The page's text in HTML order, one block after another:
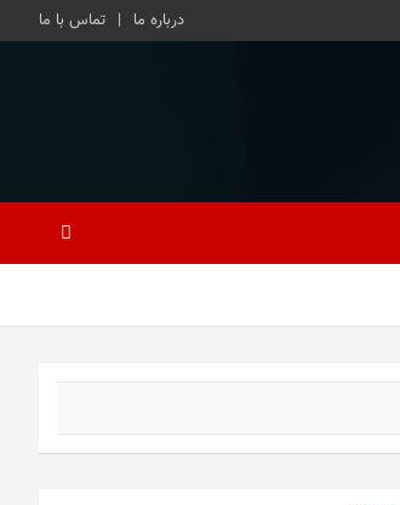
درباره ما تماس با ما